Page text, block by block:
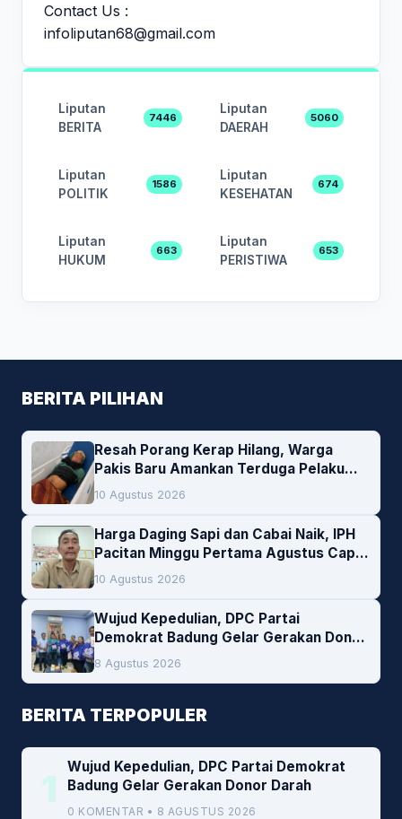
Contact Us :
infoliputan68@gmail.com
Liputan
BERITA
7446
Liputan
DAERAH
5060
Liputan
POLITIK
1586
Liputan
KESEHATAN
674
Liputan
HUKUM
663
Liputan
PERISTIWA
653
BERITA PILIHAN
Resah Porang Kerap Hilang, Warga
Pakis Baru Amankan Terduga Pelaku
Pencurian
10 Agustus 2026
Harga Daging Sapi dan Cabai Naik, IPH
Pacitan Minggu Pertama Agustus Capai
1,66 Persen. Ini Penjelasan Kabag Ayub
10 Agustus 2026
Wujud Kepedulian, DPC Partai
Demokrat Badung Gelar Gerakan Donor
Darah
8 Agustus 2026
BERITA TERPOPULER
1
Wujud Kepedulian, DPC Partai Demokrat
Badung Gelar Gerakan Donor Darah
0 KOMENTAR • 8 AGUSTUS 2026